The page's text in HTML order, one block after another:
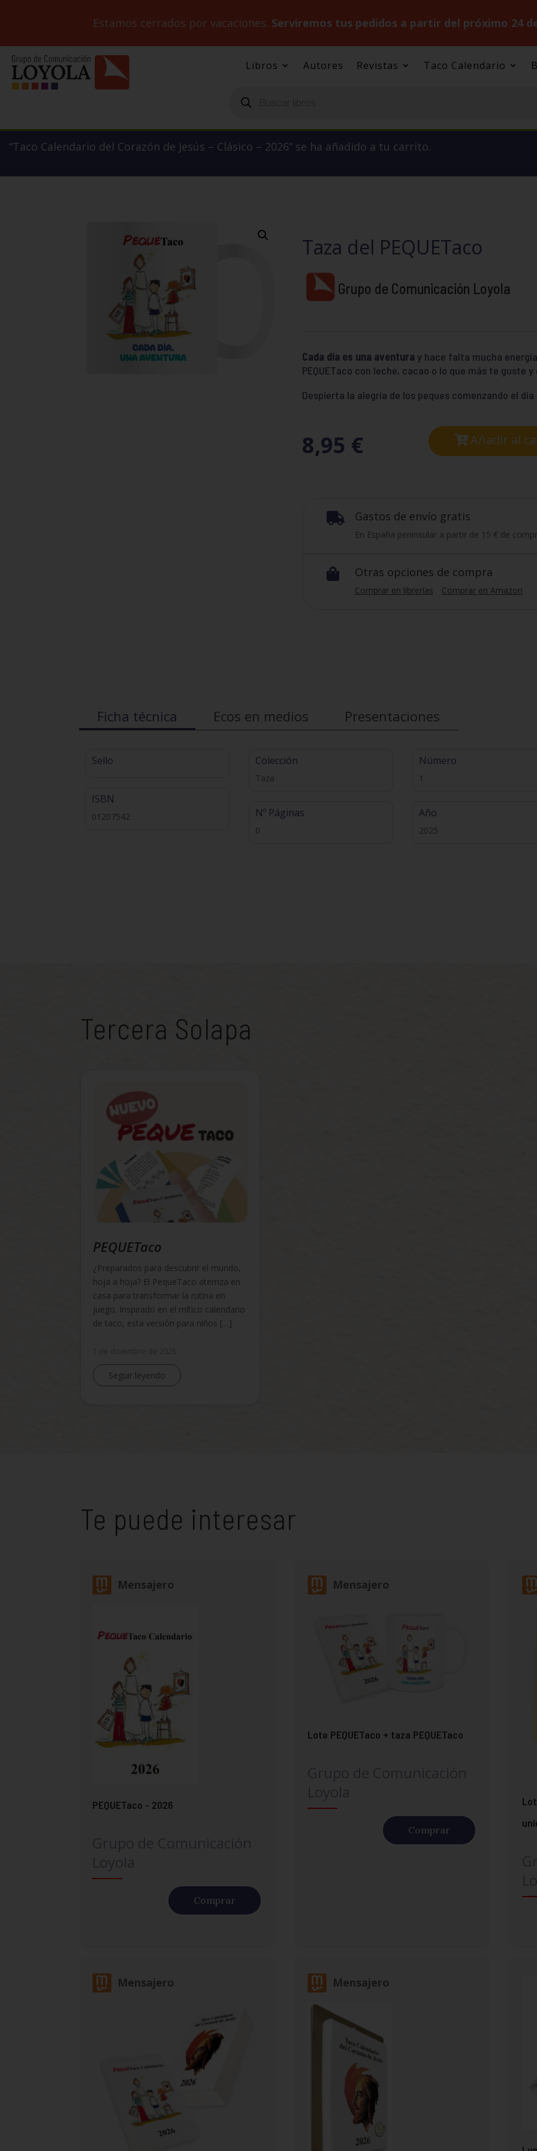
Estamos cerrados por vacaciones. Serviremos tus pedidos a partir del próximo 24
Libros Autores Revistas Taco Calendario
productos
“Taco Calendario del Corazón de Jesús – Clásico – 2026” se ha añadido a tu carrito.
Taza del PEQUETaco
Grupo de Comunicación Loyola
Cada día es una aventura y hace falta mucha
PEQUETaco con leche, cacao o lo que más te guste
Despierta la alegría de los peques comenzando el día
8,95 € Añadir al
 Gastos de envío gratis
En España peninsular a partir de 15 € de
 Otras opciones de compra
Comprar en librerías Comprar en Amazon
Ficha técnica Ecos en medios Presentaciones
Sello
ISBN
01207542
Colección
Taza
Nº Páginas
0
Número
1
Año
2025
Tercera Solapa
PEQUETaco
¿Preparados para descubrir el mundo,
hoja a hoja? El PequeTaco aterriza en
casa para transformar la rutina en
juego. Inspirado en el mítico calendario
de taco, esta versión para niños […]
Seguir leyendo
Te puede interesar
Mensajero
PEQUETaco - 2026
Comprar
Mensajero
Lote PEQUETaco + taza PEQUETaco
Comprar
Mensajero Mensajero